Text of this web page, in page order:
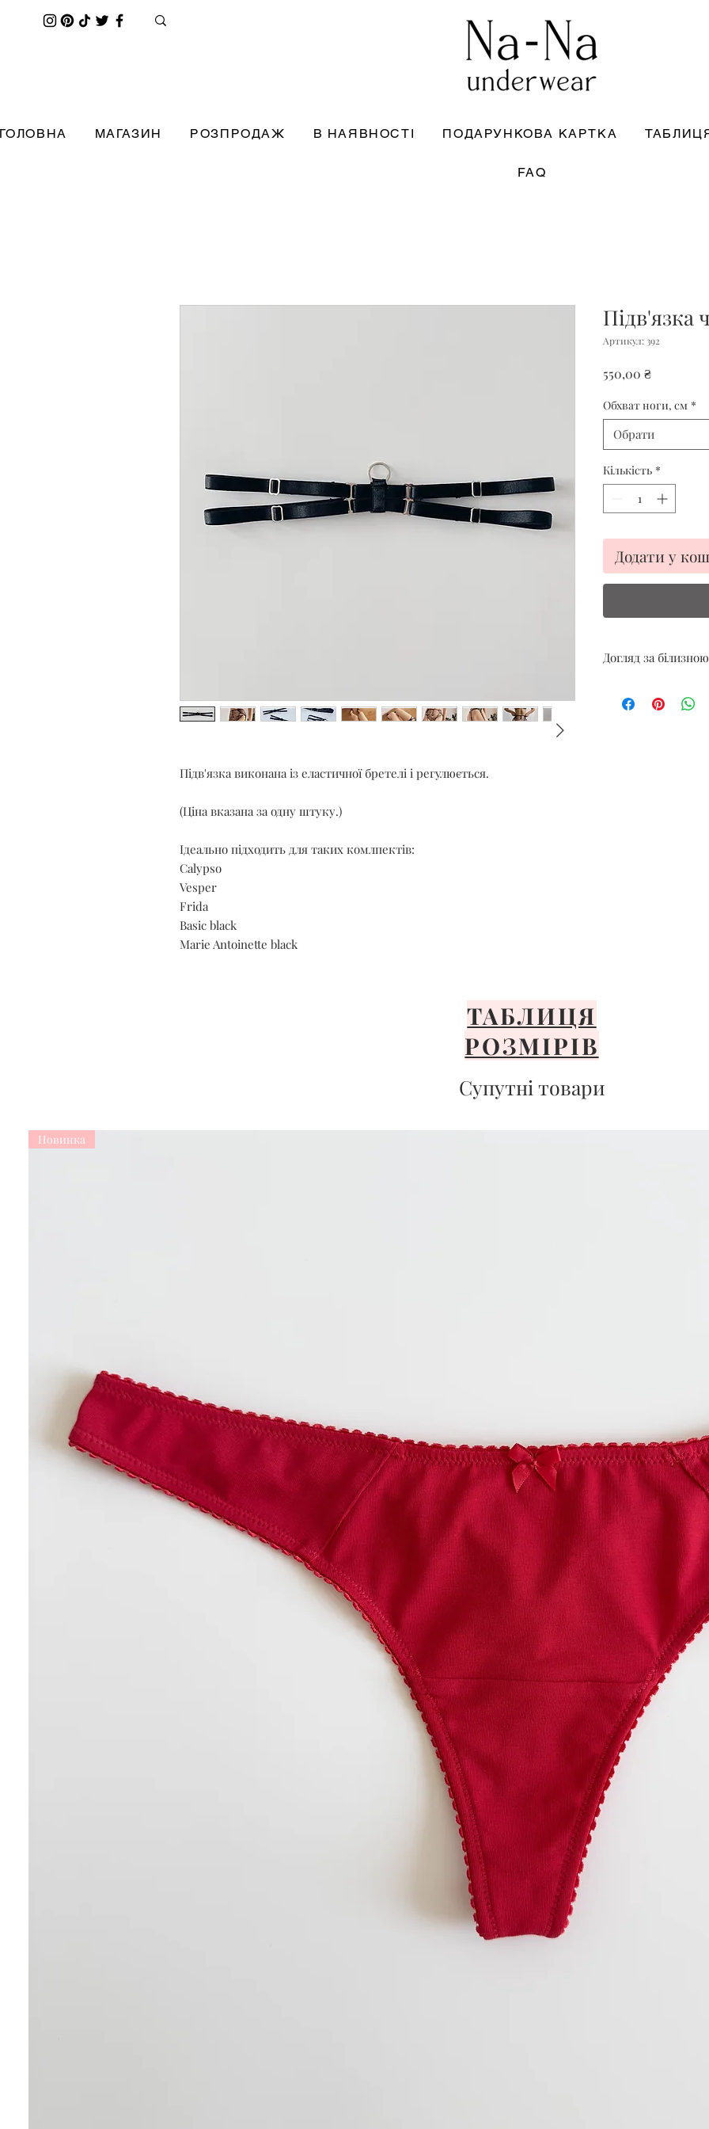
МАГАЗИН РОЗПРОДАЖ В НАЯВНОСТІ ПОДАРУНКОВА КАРТКА
FAQ
Підв'язка виконана із еластичної бретелі і регулюється.
(Ціна вказана за одну штуку.)
Ідеально підходить для таких комлпектів:
Calypso
Vesper
Frida
Basic black
Marie Antoinette black
Підв'язка
Артикул: 392
550,00 ₴Ціна
Обхват ноги, см *
Обрати
Кількість *
Додати у
Догляд за білизною
Уникайте спеки
ТАБЛИЦЯ
РОЗМІРІВ
Супутні товари
Новинка